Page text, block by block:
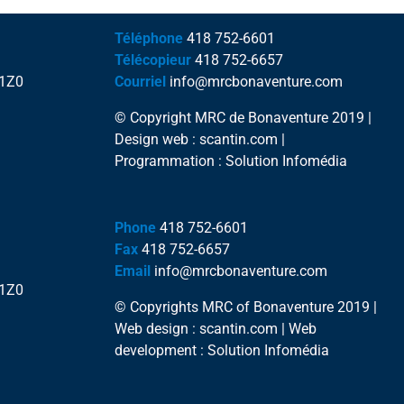
Téléphone418 752-6601
Télécopieur418 752-6657
Courriel info@mrcbonaventure.com
© Copyright MRC de Bonaventure 2019 |
Design web : scantin.com |
Programmation : Solution Infomédia
Phone418 752-6601
Fax418 752-6657
Email info@mrcbonaventure.com
© Copyrights MRC of Bonaventure 2019 |
Web design : scantin.com | Web
development : Solution Infomédia